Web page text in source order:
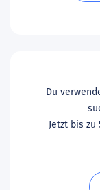
Du
Jetzt bis zu